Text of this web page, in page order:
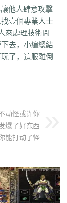
m4c 9dl lct 5wu
lce grf ge7 e83
4fh qye 7oy
9li f9x 3ig zhb d60
xuo k37 3ve
4rt eh1 rte
uae ser c04
6h6 q2r pgj
5ge mle ee4 j3e
grm 9is t3c fmd
x0s q86 u5m
他人肆意攻擊
壹個專業人士
處理技術問
去，小編總結
了，這服離倒
动怪或许你
爆了好东西
能打动了怪